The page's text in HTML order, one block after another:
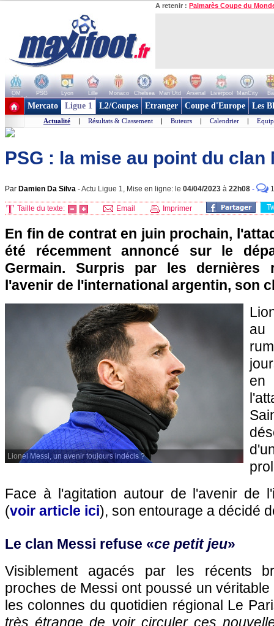
A retenir : Palmarès Coupe du
OM PSG Lyon Lille Monaco Chelsea Man Utd Arsenal Liverpool ManCity
+ de clubs
Mercato Ligue 1 L2/Coupes Etranger Coupe d'Europe Les
Actualité | Résultats & Classement | Buteurs | Calendrier |
PSG : la mise au point du clan
Par Damien Da Silva -Actu Ligue 1, Mise en ligne: le 04/04/2023 à 22h08 -
Taille du texte: Email Imprimer
En fin de contrat en juin prochain,
été récemment annoncé sur le
Germain. Surpris par les dernières
l'avenir de l'international argentin, son
Lionel Messi, un avenir toujours indécis ?
au
Face à l'agitation autour de l'avenir de
(voir article ici), son entourage a décidé
Le clan Messi refuse «ce petit jeu»
Visiblement agacés par les récents
proches de Messi ont poussé un
les colonnes du quotidien régional Le
très étrange de voir circuler ces